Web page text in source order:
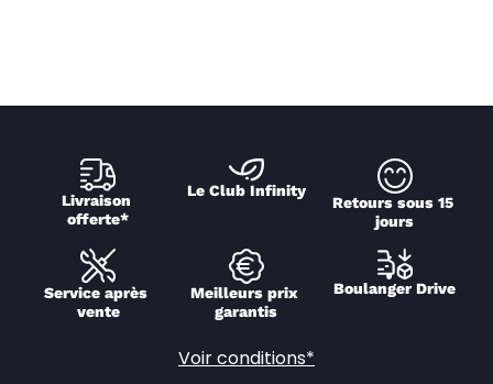
Livraison
offerte*
Le Club Infinity
Retours sous 15
jours
Service après
vente
Meilleurs prix
garantis
Boulanger Drive
Voir conditions*